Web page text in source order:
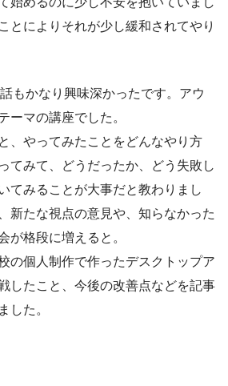
とによりそれが少し緩和されてやり
もかなり興味深かったです。アウ
ーマの講座でした。
、やってみたことをどんなやり方
てみて、どうだったか、どう失敗し
てみることが大事だと教わりまし
新たな視点の意見や、知らなかった
が格段に増えると。
の個人制作で作ったデスクトップア
したこと、今後の改善点などを記事
した。